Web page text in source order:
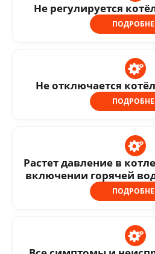
Не регулируется
Не отключается
Растет давление в
включении горячей